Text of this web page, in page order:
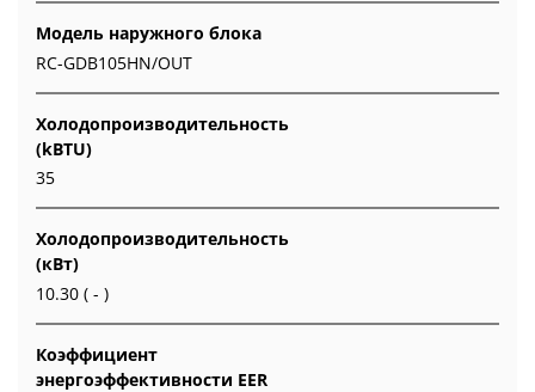
Модель наружного блока
RC-GDB105HN/OUT
Холодопроизводительность
(kBTU)
35
Холодопроизводительность
(кВт)
10.30 ( - )
Коэффициент
энергоэффективности EER